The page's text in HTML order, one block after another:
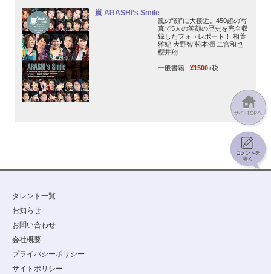
嵐 ARASHI’s Smile
嵐の“顔”に大接近。450超の写
真で5人の笑顔の歴史を完全収
録したフォトレポート！ 相葉
雅紀 大野智 松本潤 二宮和也
櫻井翔
一般書籍 : ¥1500+税
タレント一覧
お知らせ
お問い合わせ
会社概要
プライバシーポリシー
サイトポリシー